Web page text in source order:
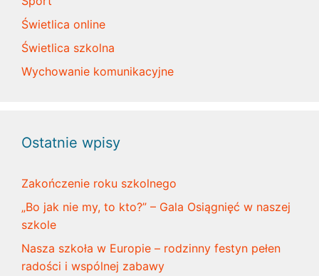
Świetlica online
Świetlica szkolna
Wychowanie komunikacyjne
Ostatnie wpisy
Zakończenie roku szkolnego
„Bo jak nie my, to kto?” – Gala Osiągnięć w naszej
szkole
Nasza szkoła w Europie – rodzinny festyn pełen
radości i wspólnej zabawy